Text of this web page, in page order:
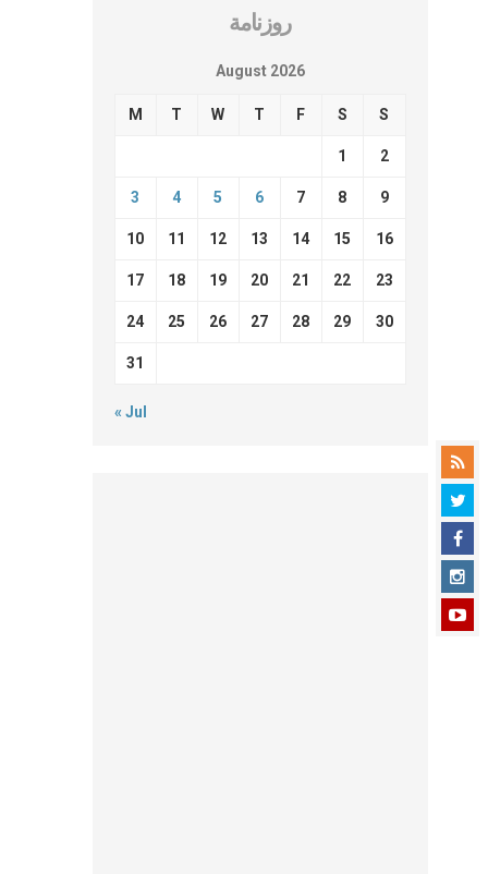
روزنامة
August 2026
M T W T F S S
1 2
3 4 5 6 7 8 9
10 11 12 13 14 15 16
17 18 19 20 21 22 23
24 25 26 27 28 29 30
31
« Jul